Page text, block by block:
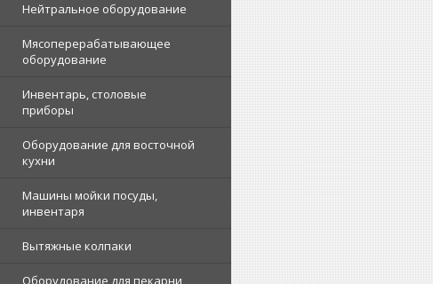
Нейтральное оборудование
Мясоперерабатывающее
оборудование
Инвентарь, столовые
приборы
Оборудование для восточной
кухни
Машины мойки посуды,
инвентаря
Вытяжные колпаки
Оборудование для пекарни